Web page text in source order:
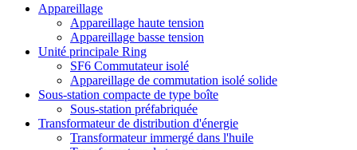
Appareillage
Appareillage haute tension
Appareillage basse tension
Unité principale Ring
SF6 Commutateur isolé
Appareillage de commutation isolé solide
Sous-station compacte de type boîte
Sous-station préfabriquée
Transformateur de distribution d'énergie
Transformateur immergé dans l'huile